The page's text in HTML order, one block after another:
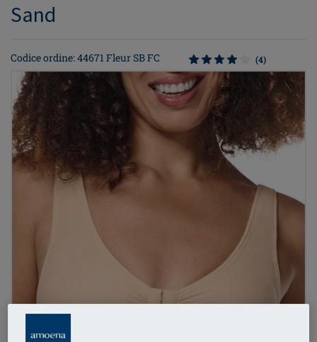
Sand
Codice ordine: 44671 Fleur SB FC (4)